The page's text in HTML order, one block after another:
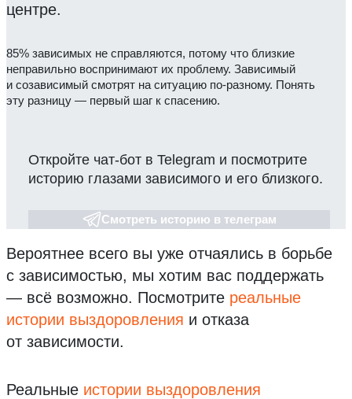
центре.
85% зависимых не справляются, потому что близкие
неправильно воспринимают их проблему. Зависимый
и созависимый смотрят на ситуацию по-разному. Понять
эту разницу — первый шаг к спасению.
Откройте чат-бот в Telegram и посмотрите
историю глазами зависимого и его близкого.
Смотреть историю в телеграм
Вероятнее всего вы уже отчаялись в борьбе
с зависимостью, мы хотим вас поддержать
— всё возможно. Посмотрите реальные
истории выздоровления и отказа
от зависимости.
Реальные истории выздоровления